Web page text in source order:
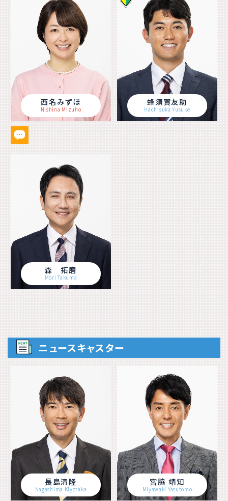
西名みずほ
Nishina Mizuho
蜂須賀友助
Hachisuka Yusuke
森 拓磨
Mori Takuma
ニュースキャスター
長島清隆
Nagashima Kiyotaka
宮脇 靖知
Miyawaki Yasutomo